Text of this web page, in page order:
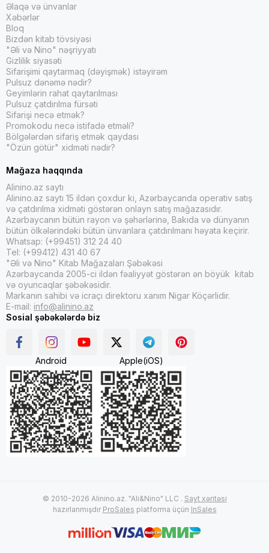
Əlaqə və ünvanlar
Xəbərlər
Bloq
Bizdən kitab tövsiyəsi
"Əli və Nino" nəşriyyatı
Gizlilik siyasəti
Sifarişimi qaytarmaq (dəyişmək) istəyirəm
Pulsuz dənəmə nədir?
Geyimlərin rahat qaytarılması
Pulsuz çatdırılma fürsəti
Sifarişi necə etmək?
Promokodu necə istifadə etməli?
Bölgələrdən sifariş etmək qaydası
"Özün götür" xidməti nədir?
Mağaza haqqında
Alinino.az saytı
Alinino.az saytı 15 ildən çoxdur ki, Azərbaycanda operativ satış
və çatdırılma xidməti göstərən onlayn satış mağazasıdır.
Azərbaycanın bütün rayon və şəhərlərinə, Bakıda və dünyanın
bütün ölkələrindəki bütün ünvanlara çatdırılmanı həyata keçirir.
Whatsap: (+99451) 312 24 40
Tel: (+99412) 431 40 67
"Əli və Nino" Kitab Mağazaları Şəbəkəsi
Azərbaycanda 2005-ci ildən fəaliyyət göstərən ən böyük kitab
və oyuncaqlar şəbəkəsidir.
Markanın sahibi və icraçı direktoru xanım Nigar Köçərlidir.
E-mail: info@alinino.az
Sosial şəbəkələrdə biz
Android Apple(iOS)
© 2010-2026 Alinino.az. "Ali&Nino" LLC . Sayt xəritəsi
hazırlanmışdır ProSales platforma üçün InSales